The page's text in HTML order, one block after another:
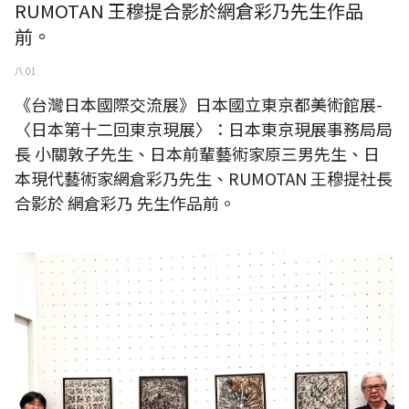
RUMOTAN 王穆提合影於網倉彩乃先生作品
前。
八 01
《台灣日本國際交流展》日本國立東京都美術館展-
〈日本第十二回東京現展〉：日本東京現展事務局局
長 小關敦子先生、日本前輩藝術家原三男先生、日
本現代藝術家網倉彩乃先生、RUMOTAN 王穆提社長
合影於 網倉彩乃 先生作品前。
《台灣日本國際交流展》日本國立東京都美術館展-〈日本第十二回東京
現展〉：日本東京現展事務局局長 小關敦子先生、日本前輩藝術家原三
男先生、日本現代藝術家網倉彩乃先生、RUMOTAN 王穆提社長合影於原
三郎先生作品前。